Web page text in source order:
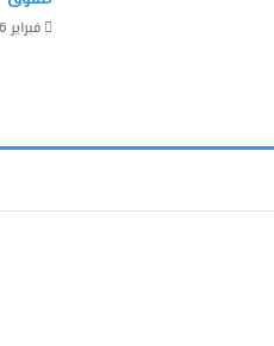
فبراير 26, 2021